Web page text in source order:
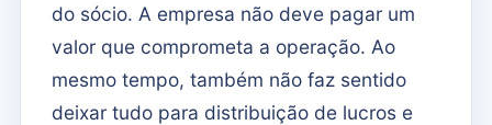
do sócio. A empresa não deve pagar um
valor que comprometa a operação. Ao
mesmo tempo, também não faz sentido
deixar tudo para distribuição de lucros e